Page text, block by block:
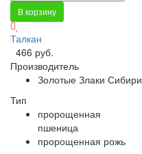
В корзину
Талкан
466 руб.
Производитель
Золотые Злаки Сибири
Тип
пророщенная
пшеница
пророщенная рожь